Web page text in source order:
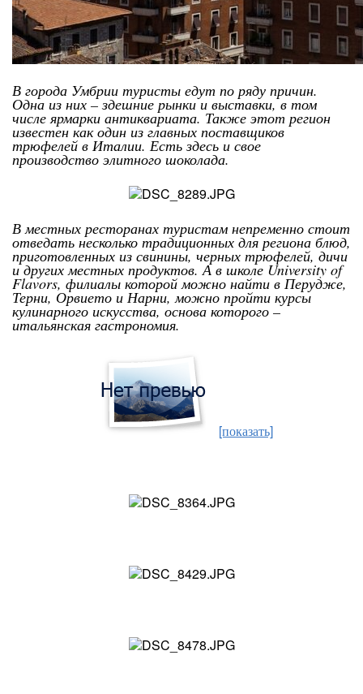
В города Умбрии туристы едут по ряду причин.
Одна из них – здешние рынки и выставки, в том
числе ярмарки антиквариата. Также этот регион
известен как один из главных поставщиков
трюфелей в Италии. Есть здесь и свое
производство элитного шоколада.
В местных ресторанах туристам непременно стоит
отведать несколько традиционных для региона блюд,
приготовленных из свинины, черных трюфелей, дичи
и других местных продуктов. А в школе University of
Flavors, филиалы которой можно найти в Перудже,
Терни, Орвието и Нарни, можно пройти курсы
кулинарного искусства, основа которого –
итальянская гастрономия.
[показать]